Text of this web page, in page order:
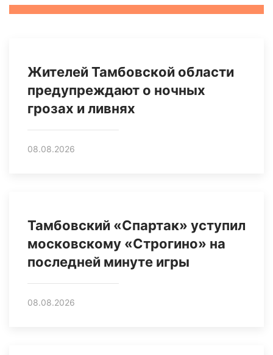
Жителей Тамбовской области
предупреждают о ночных
грозах и ливнях
08.08.2026
Тамбовский «Спартак» уступил
московскому «Строгино» на
последней минуте игры
08.08.2026